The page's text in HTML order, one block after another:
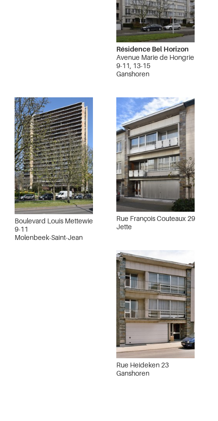
Résidence Bel Horizon
Avenue Marie de Hongrie
9-11, 13-15
Ganshoren
Boulevard Louis Mettewie
9-11
Molenbeek-Saint-Jean
Rue François Couteaux 29
Jette
Rue Heideken 23
Ganshoren